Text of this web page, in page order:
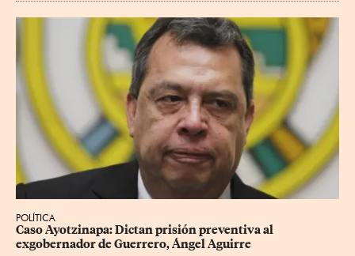
POLÍTICA
Caso Ayotzinapa: Dictan prisión preventiva al
exgobernador de Guerrero, Ángel Aguirre